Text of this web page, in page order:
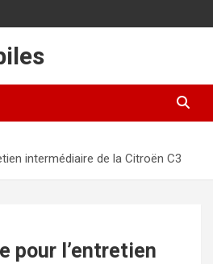
intermédiaire de la Citroën C3
pour l’entretien